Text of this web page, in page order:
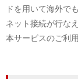
ドを用いて海外で
ネット接続が行な
本サービスのご利